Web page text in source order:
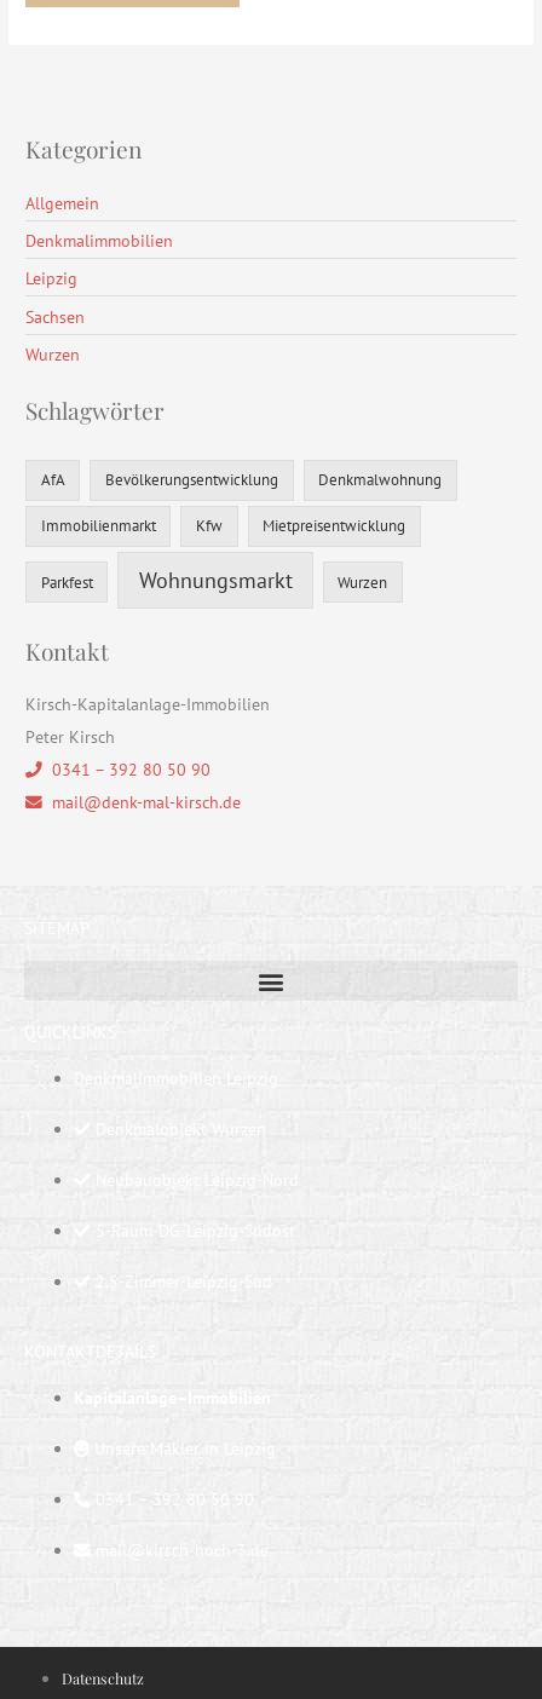
Kategorien
Allgemein
Denkmalimmobilien
Leipzig
Sachsen
Wurzen
Schlagwörter
AfA Bevölkerungsentwicklung Denkmalwohnung
Immobilienmarkt Kfw Mietpreisentwicklung
Parkfest Wohnungsmarkt Wurzen
Kontakt
Kirsch-Kapitalanlage-Immobilien
Peter Kirsch
0341 – 392 80 50 90
mail@denk-mal-kirsch.de
QUICKLINKS
Denkmalimmobilien Leipzig
2,5-Zimmer-Leipzig-Süd
Kapitalanlage–Immobilien
Datenschutz